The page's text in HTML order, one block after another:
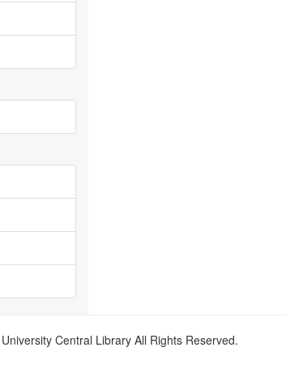
Central Library All Rights Reserved.